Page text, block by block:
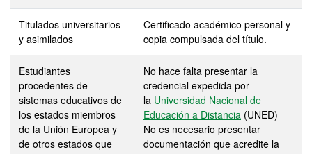
Titulados universitarios
y asimilados
Certificado académico personal y
copia compulsada del título.
Estudiantes
procedentes de
sistemas educativos de
los estados miembros
de la Unión Europea y
de otros estados que
No hace falta presentar la
credencial expedida por
la Universidad Nacional de
Educación a Distancia (UNED)
No es necesario presentar
documentación que acredite la